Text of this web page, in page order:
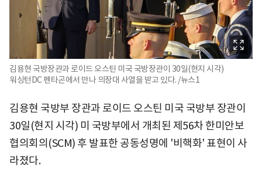
김용현 국방장관과 로이드 오스틴 미국 국방장관이 30일(현지 시각)
워싱턴DC 펜타곤에서 만나 의장대 사열을 받고 있다. /뉴스1
김용현 국방부 장관과 로이드 오스틴 미국 국방부 장관이
30일(현지 시각) 미 국방부에서 개최된 제56차 한미안보
협의회의(SCM) 후 발표한 공동성명에 '비핵화' 표현이 사
라졌다.